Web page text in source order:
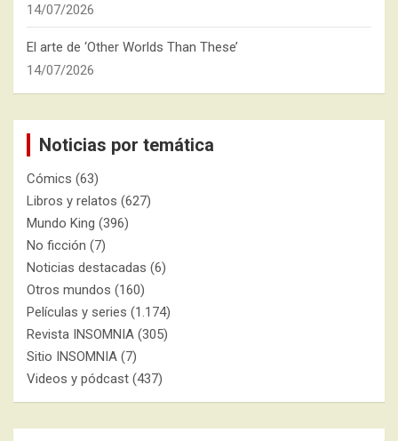
14/07/2026
El arte de ‘Other Worlds Than These’
14/07/2026
Noticias por temática
Cómics (63)
Libros y relatos (627)
Mundo King (396)
No ficción (7)
Noticias destacadas (6)
Otros mundos (160)
Películas y series (1.174)
Revista INSOMNIA (305)
Sitio INSOMNIA (7)
Videos y pódcast (437)